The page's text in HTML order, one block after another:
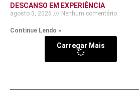
DESCANSO EM EXPERIÊNCIA
agosto 5, 2026 Nenhum comentário
Continue Lendo »
Carregar Mais